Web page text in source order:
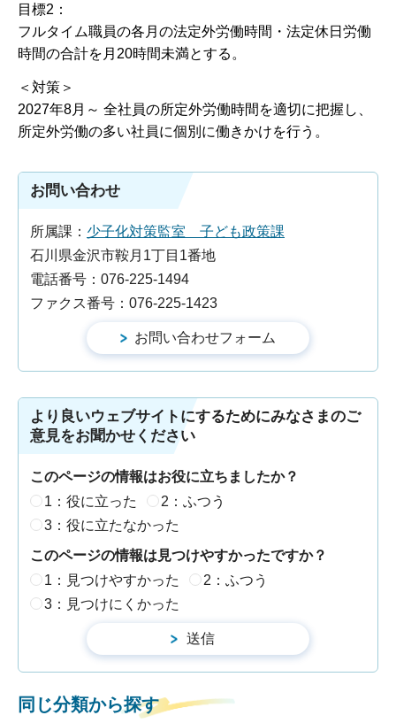
目標2：
フルタイム職員の各月の法定外労働時間・法定休日労働
時間の合計を月20時間未満とする。
＜対策＞
2027年8月～ 全社員の所定外労働時間を適切に把握し、
所定外労働の多い社員に個別に働きかけを行う。
お問い合わせ
所属課： 少子化対策監室 子ども政策課
石川県金沢市鞍月1丁目1番地
電話番号：076-225-1494
ファクス番号：076-225-1423
より良いウェブサイトにするためにみなさまのご
意見をお聞かせください
このページの情報はお役に立ちましたか？
1：役に立った
2：ふつう
3：役に立たなかった
このページの情報は見つけやすかったですか？
1：見つけやすかった
2：ふつう
3：見つけにくかった
同じ分類から探す